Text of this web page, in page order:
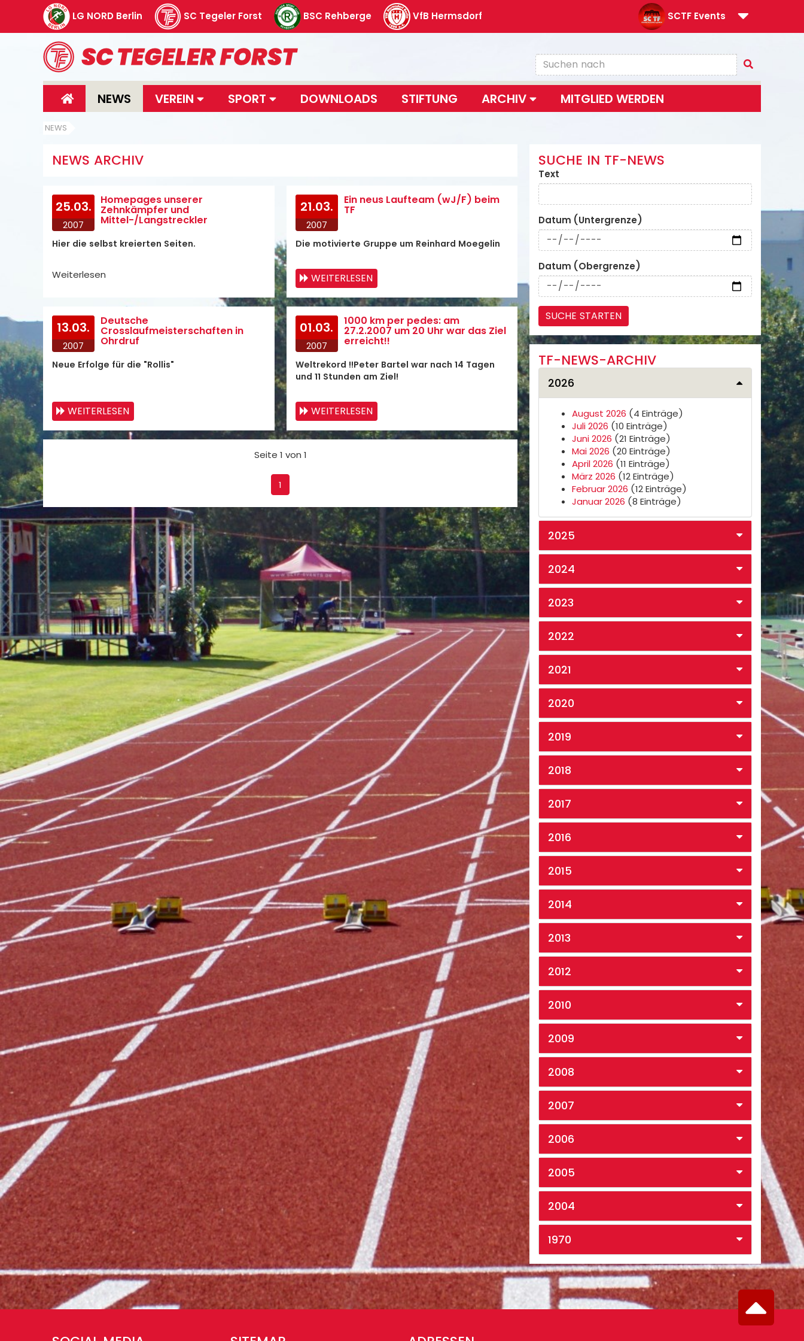
LG NORD Berlin SC Tegeler Forst BSC Rehberge VfB Hermsdorf SCTF Events
NEWS VEREIN SPORT DOWNLOADS STIFTUNG ARCHIV MITGLIED WERDEN
NEWS
NEWS ARCHIV
25.03.
2007
Homepages unserer
Zehnkämpfer und
Mittel-/Langstreckler
Hier die selbst kreierten Seiten.
Weiterlesen
21.03.
2007
Ein neus Laufteam (wJ/F) beim
TF
Die motivierte Gruppe um Reinhard Moegelin
WEITERLESEN
13.03.
2007
Deutsche
Crosslaufmeisterschaften in
Ohrdruf
Neue Erfolge für die "Rollis"
WEITERLESEN
01.03.
2007
1000 km per pedes: am
27.2.2007 um 20 Uhr war das Ziel
erreicht!!
Weltrekord !!Peter Bartel war nach 14 Tagen
und 11 Stunden am Ziel!
WEITERLESEN
Seite 1 von 1
1
SUCHE IN TF-NEWS
Text
Datum (Untergrenze)
Datum (Obergrenze)
TF-NEWS-ARCHIV
2026
August 2026 (4 Einträge)
Juli 2026 (10 Einträge)
Juni 2026 (21 Einträge)
Mai 2026 (20 Einträge)
April 2026 (11 Einträge)
März 2026 (12 Einträge)
Februar 2026 (12 Einträge)
Januar 2026 (8 Einträge)
2025
2024
2023
2022
2021
2020
2019
2018
2017
2016
2015
2014
2013
2012
2010
2009
2008
2007
2006
2005
2004
1970